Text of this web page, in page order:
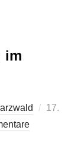
im
17.